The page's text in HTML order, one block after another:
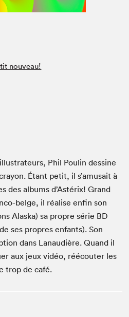
nouveau!
Phil Poulin dessine
Étant petit, il s’amusait à
des albums d’Astérix! Grand
belge, il réalise enfin son
Alaska) sa propre série BD
ses propres enfants). Son
dans Lanaudière. Quand il
aux jeux vidéo, réécouter les
trop de café.